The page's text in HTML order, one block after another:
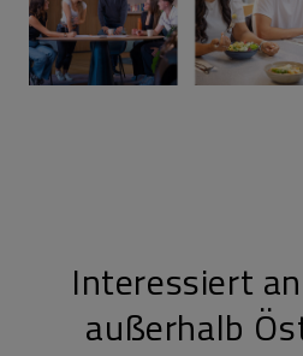
Interessiert
außerhalb